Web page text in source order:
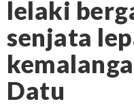
lelaki
senjata
Datu